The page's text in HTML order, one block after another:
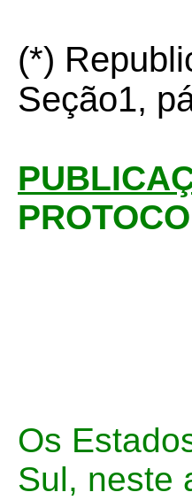
(*)
Seção1,
Os
Sul, neste